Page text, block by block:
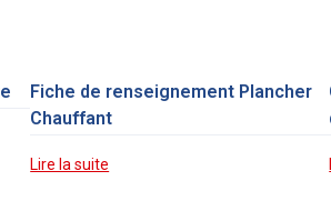
Fiche de renseignement Plancher
Chauffant
Lire la suite